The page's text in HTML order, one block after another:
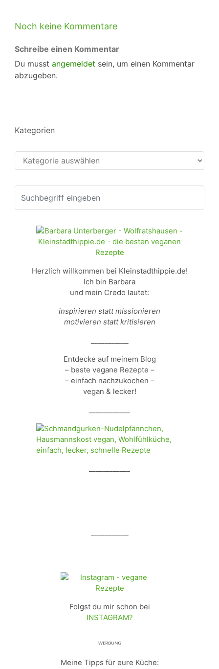
Noch keine Kommentare
Schreibe einen Kommentar
Du musst angemeldet sein, um einen Kommentar
abzugeben.
Kategorien
Kategorien
Herzlich willkommen bei Kleinstadthippie.de!
Ich bin Barbara
und mein Credo lautet:
inspirieren statt missionieren
motivieren statt kritisieren
Entdecke auf meinem Blog
– beste vegane Rezepte –
– einfach nachzukochen –
vegan & lecker!
Folgst du mir schon bei
INSTAGRAM?
ᵂᴱᴿᴮᵁᴺᴳ
Meine Tipps für eure Küche: